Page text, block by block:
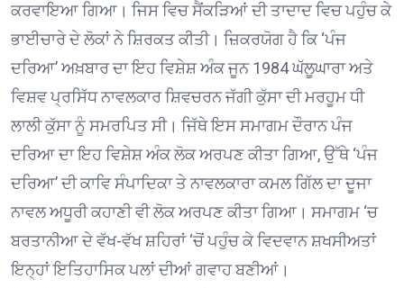
ਕਰਵਾਇਆ ਗਿਆ। ਜਿਸ ਵਿਚ ਸੈਂਕੜਿਆਂ ਦੀ ਤਾਦਾਦ ਵਿਚ ਪਹੁੰਚ ਕੇ
ਭਾਈਚਾਰੇ ਦੇ ਲੋਕਾਂ ਨੇ ਸ਼ਿਰਕਤ ਕੀਤੀ। ਜ਼ਿਕਰਯੋਗ ਹੈ ਕਿ ‘ਪੰਜ
ਦਰਿਆ’ ਅਖ਼ਬਾਰ ਦਾ ਇਹ ਵਿਸ਼ੇਸ਼ ਅੰਕ ਜੂਨ 1984 ਘੱਲੂਘਾਰਾ ਅਤੇ
ਵਿਸ਼ਵ ਪ੍ਰਸਿੱਧ ਨਾਵਲਕਾਰ ਸ਼ਿਵਚਰਨ ਜੱਗੀ ਕੁੱਸਾ ਦੀ ਮਰਹੂਮ ਧੀ
ਲਾਲੀ ਕੁੱਸਾ ਨੂੰ ਸਮਰਪਿਤ ਸੀ। ਜਿੱਥੇ ਇਸ ਸਮਾਗਮ ਦੌਰਾਨ ਪੰਜ
ਦਰਿਆ ਦਾ ਇਹ ਵਿਸ਼ੇਸ਼ ਅੰਕ ਲੋਕ ਅਰਪਣ ਕੀਤਾ ਗਿਆ, ਉੱਥੇ ‘ਪੰਜ
ਦਰਿਆ’ ਦੀ ਕਾਵਿ ਸੰਪਾਦਿਕਾ ਤੇ ਨਾਵਲਕਾਰਾ ਕਮਲ ਗਿੱਲ ਦਾ ਦੂਜਾ
ਨਾਵਲ ਅਧੂਰੀ ਕਹਾਣੀ ਵੀ ਲੋਕ ਅਰਪਣ ਕੀਤਾ ਗਿਆ। ਸਮਾਗਮ ‘ਚ
ਬਰਤਾਨੀਆ ਦੇ ਵੱਖ-ਵੱਖ ਸ਼ਹਿਰਾਂ ‘ਚੋਂ ਪਹੁੰਚ ਕੇ ਵਿਦਵਾਨ ਸ਼ਖਸੀਅਤਾਂ
ਇਨ੍ਹਾਂ ਇਤਿਹਾਸਿਕ ਪਲਾਂ ਦੀਆਂ ਗਵਾਹ ਬਣੀਆਂ।